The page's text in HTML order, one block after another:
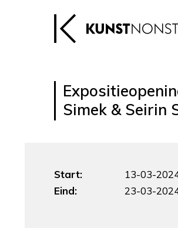
Simek & Seirin
Start:
13-03-
Eind:
23-03-